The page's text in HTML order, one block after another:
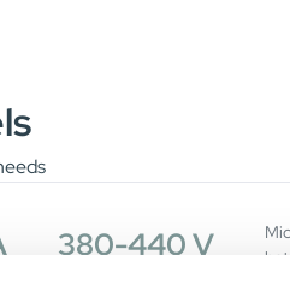
380-440 V